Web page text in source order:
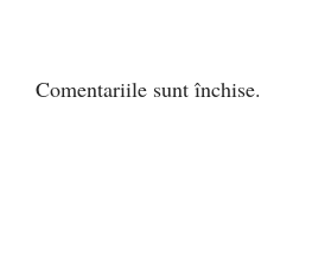
Comentariile sunt închise.